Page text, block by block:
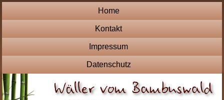
Home
Kontakt
Impressum
Datenschutz